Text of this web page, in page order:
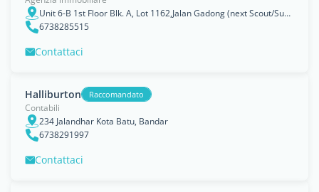
Unit 6-B 1st Floor Blk. A, Lot 1162,Jalan Gadong (next Scout/Super Save),Kg.Mata-Mata,BE1718, Bandar Seri Begawan
6738285515
Contattaci
Halliburton Raccomandato
Contabili
234 Jalandhar Kota Batu, Bandar
6738291997
Contattaci